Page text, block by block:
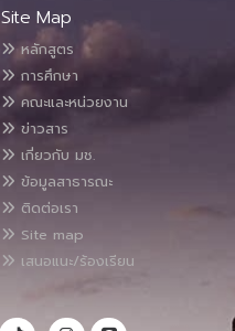
Site Map
หลักสูตร
การศึกษา
คณะและหน่วยงาน
ข่าวสาร
เกี่ยวกับ มช.
ข้อมูลสาธารณะ
ติดต่อเรา
Site map
เสนอแนะ/ร้องเรียน